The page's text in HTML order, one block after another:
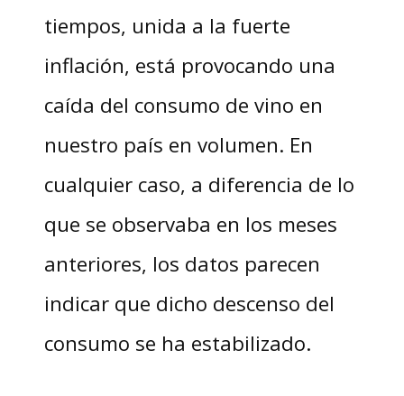
tiempos, unida a la fuerte
inflación, está provocando una
caída del consumo de vino en
nuestro país en volumen. En
cualquier caso, a diferencia de lo
que se observaba en los meses
anteriores, los datos parecen
indicar que dicho descenso del
consumo se ha estabilizado.